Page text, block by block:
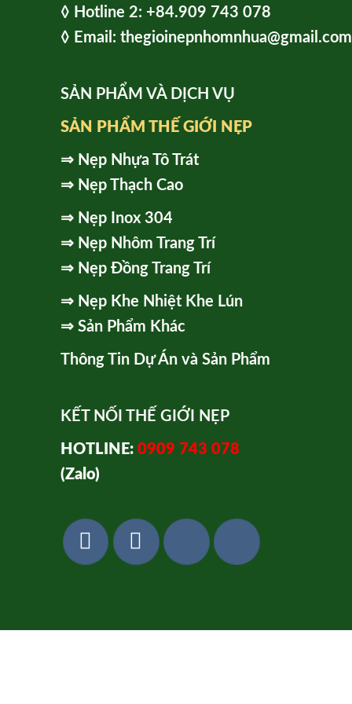
◊ Hot line 2: +84.909 743 078
◊ Email: thegioinepnhomnhua@gmail.com
SẢN PHẨM VÀ DỊCH VỤ
SẢN PHẨM THẾ GIỚI NẸP
⇒ Nẹp Nhựa Tô Trát
⇒ Nẹp Thạch Cao
⇒ Nẹp Inox 304
⇒ Nẹp Nhôm Trang Trí
⇒ Nẹp Đồng Trang Trí
⇒ Nẹp Khe Nhiệt Khe Lún
⇒ Sản Phẩm Khác
Thông Tin Dự Án và Sản Phẩm
KẾT NỐI THẾ GIỚI NẸP
HOTLINE: 0909 743 078
(Zalo)